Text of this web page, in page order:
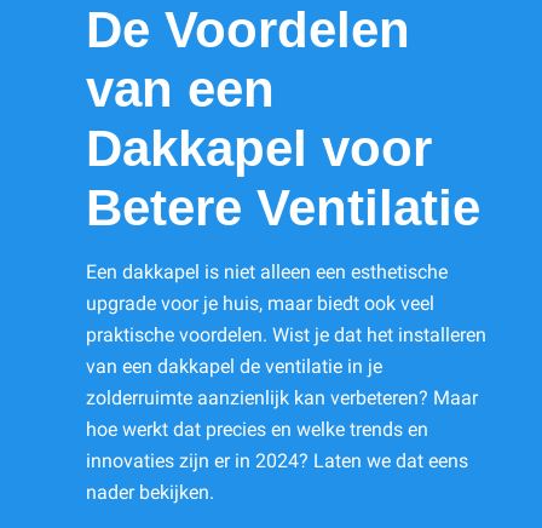
De Voordelen
van een
Dakkapel voor
Betere Ventilatie
Een dakkapel is niet alleen een esthetische
upgrade voor je huis, maar biedt ook veel
praktische voordelen. Wist je dat het installeren
van een dakkapel de ventilatie in je
zolderruimte aanzienlijk kan verbeteren? Maar
hoe werkt dat precies en welke trends en
innovaties zijn er in 2024? Laten we dat eens
nader bekijken.